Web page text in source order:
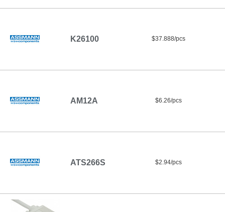
K26100 $37.888/pcs
AM12A $6.26/pcs
ATS266S $2.94/pcs